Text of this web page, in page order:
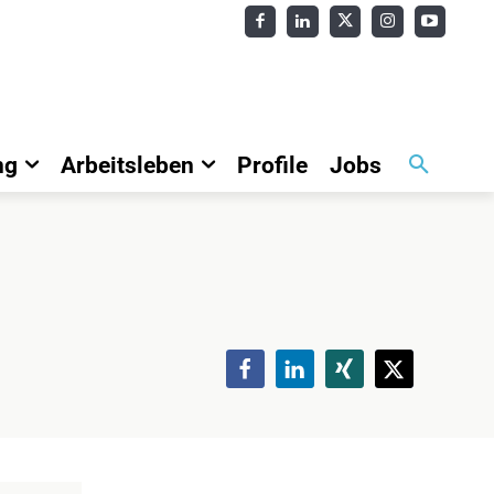
Arbeitsleben Profile Jobs